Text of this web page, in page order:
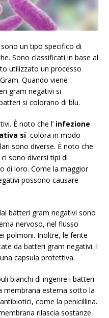
sono un tipo specifico di
Sono classificati in base al
utilizzato un processo
Quando viene
gram negativi si
si colorano di blu.
È noto che l’ infezione
si colora in modo
sono diverse. È noto che
sono diversi tipi di
di loro. Come la maggior
possono causare
batteri gram negativi sono
nervoso, nel flusso
polmoni. Inoltre, le ferite
da batteri gram negativi. I
capsula protettiva.
bianchi di ingerire i batteri.
membrana esterna sotto la
come la penicillina.
rilascia sostanze